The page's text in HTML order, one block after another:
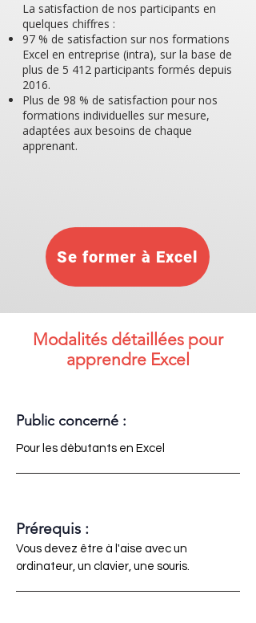
La satisfaction de nos participants en
quelques chiffres :
97 % de satisfaction sur nos formations
Excel en entreprise (intra), sur la base de
plus de 5 412 participants formés depuis
2016.
Plus de 98 % de satisfaction pour nos
formations individuelles sur mesure,
adaptées aux besoins de chaque
apprenant.
Se former à Excel
Modalités détaillées pour
apprendre Excel
Public concerné :
Pour les débutants en Excel
Prérequis :
Vous devez être à l'aise avec un
ordinateur, un clavier, une souris.